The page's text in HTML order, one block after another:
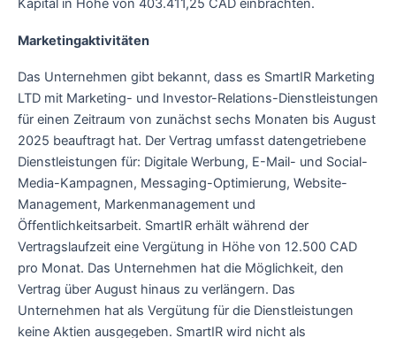
Kapital in Höhe von 403.411,25 CAD einbrachten.
Marketingaktivitäten
Das Unternehmen gibt bekannt, dass es SmartIR Marketing
LTD mit Marketing- und Investor-Relations-Dienstleistungen
für einen Zeitraum von zunächst sechs Monaten bis August
2025 beauftragt hat. Der Vertrag umfasst datengetriebene
Dienstleistungen für: Digitale Werbung, E-Mail- und Social-
Media-Kampagnen, Messaging-Optimierung, Website-
Management, Markenmanagement und
Öffentlichkeitsarbeit. SmartIR erhält während der
Vertragslaufzeit eine Vergütung in Höhe von 12.500 CAD
pro Monat. Das Unternehmen hat die Möglichkeit, den
Vertrag über August hinaus zu verlängern. Das
Unternehmen hat als Vergütung für die Dienstleistungen
keine Aktien ausgegeben. SmartIR wird nicht als